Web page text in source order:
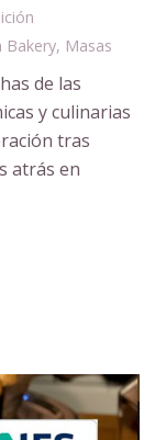
Bakery, Masas
de las
y culinarias
tras
atrás en